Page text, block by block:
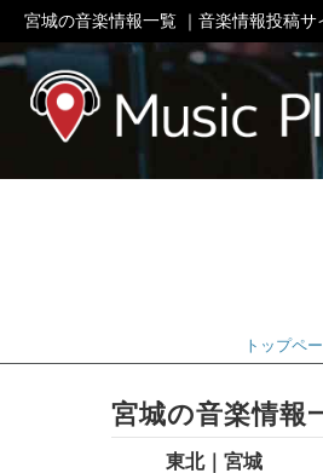
宮城の音楽情報一覧 ｜音楽情報投稿
トップペ
宮城の音楽情報
東北｜宮城